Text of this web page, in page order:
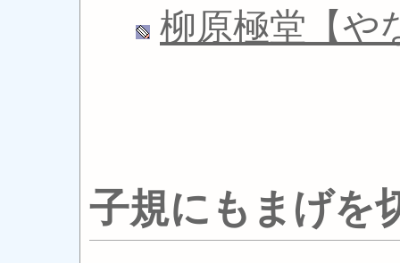
柳原極堂【や
子規にもまげを